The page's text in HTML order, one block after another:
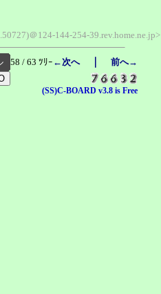
＠124-144-254-39.rev.home.ne.jp>
58 / 63 ﾂﾘｰ ←次へ｜ 前へ→
(SS)C-BOARD v3.8 is Free